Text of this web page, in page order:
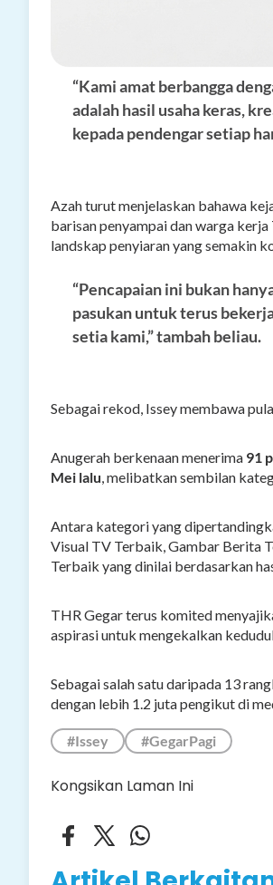
“Kami amat berbangga
adalah hasil usaha keras,
kepada pendengar setiap
Azah turut menjelaskan bahawa
barisan penyampai dan warga
landskap penyiaran yang semakin
“Pencapaian ini bukan
pasukan untuk terus
setia kami,” tambah beliau.
Sebagai rekod, Issey membawa
Anugerah berkenaan menerima 91
Mei lalu , melibatkan sembilan
Antara kategori yang
Visual TV Terbaik, Gambar Berita
Terbaik yang dinilai berdasarkan
THR Gegar terus komited
aspirasi untuk mengekalkan
Sebagai salah satu daripada 13
dengan lebih 1.2 juta pengikut di
#Issey #GegarPagi
Kongsikan Laman Ini